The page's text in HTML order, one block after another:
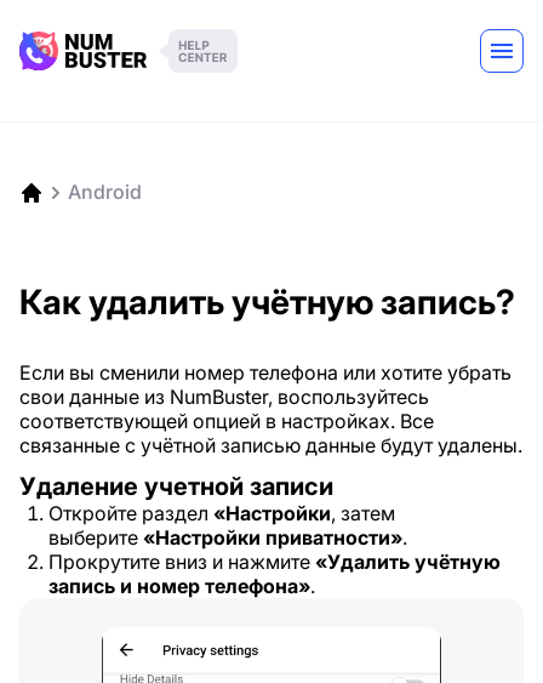
Android
Как удалить учётную запись?
Если вы сменили номер телефона или хотите убрать
свои данные из NumBuster, воспользуйтесь
соответствующей опцией в настройках. Все
связанные с учётной записью данные будут удалены.
Удаление учетной записи
Откройте раздел «Настройки, затем
выберите «Настройки приватности».
Прокрутите вниз и нажмите «Удалить учётную
запись и номер телефона».